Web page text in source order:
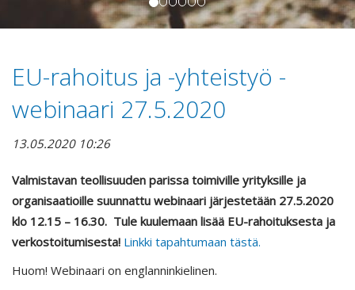
EU-rahoitus ja -yhteistyö -
webinaari 27.5.2020
13.05.2020 10:26
Valmistavan teollisuuden parissa toimiville yrityksille ja
organisaatioille suunnattu webinaari järjestetään 27.5.2020
klo 12.15 – 16.30. Tule kuulemaan lisää EU-rahoituksesta ja
verkostoitumisesta! Linkki tapahtumaan tästä.
Huom! Webinaari on englanninkielinen.